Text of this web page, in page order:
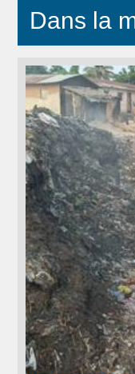
Dans la